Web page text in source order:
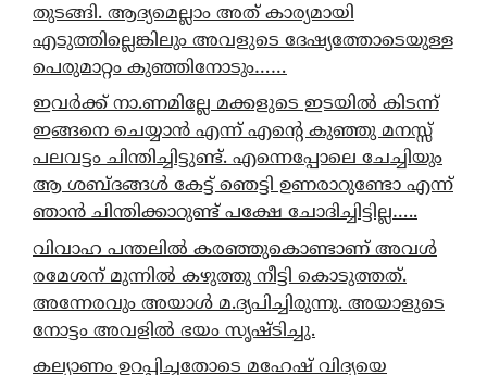
തുടങ്ങി. ആദ്യമെല്ലാം അത് കാര്യമായി
എടുത്തില്ലെങ്കിലും അവളുടെ ദേഷ്യത്തോടെയുള്ള
പെരുമാറ്റം കുഞ്ഞിനോടും……
ഇവർക്ക് നാ.ണമില്ലേ മക്കളുടെ ഇടയിൽ കിടന്ന്
ഇങ്ങനെ ചെയ്യാൻ എന്ന് എന്റെ കുഞ്ഞു മനസ്സ്
പലവട്ടം ചിന്തിച്ചിട്ടുണ്ട്. എന്നെപ്പോലെ ചേച്ചിയും
ആ ശബ്ദങ്ങൾ കേട്ട് ഞെട്ടി ഉണരാറുണ്ടോ എന്ന്
ഞാൻ ചിന്തിക്കാറുണ്ട് പക്ഷേ ചോദിച്ചിട്ടില്ല…..
വിവാഹ പന്തലിൽ കരഞ്ഞുകൊണ്ടാണ് അവൾ
രമേശന് മുന്നിൽ കഴുത്തു നീട്ടി കൊടുത്തത്.
അന്നേരവും അയാൾ മ.ദ്യപിച്ചിരുന്നു. അയാളുടെ
നോട്ടം അവളിൽ ഭയം സൃഷ്ടിച്ചു.
കല്യാണം ഉറപ്പിച്ചതോടെ മഹേഷ് വിദ്യയെ